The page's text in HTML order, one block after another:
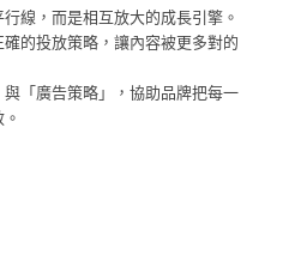
線，而是相互放大的成長引擎。
的投放策略，讓內容被更多對的
「廣告策略」，協助品牌把每一